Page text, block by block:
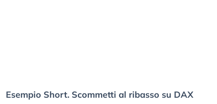
Esempio Short. Scommetti al ribasso su DAX